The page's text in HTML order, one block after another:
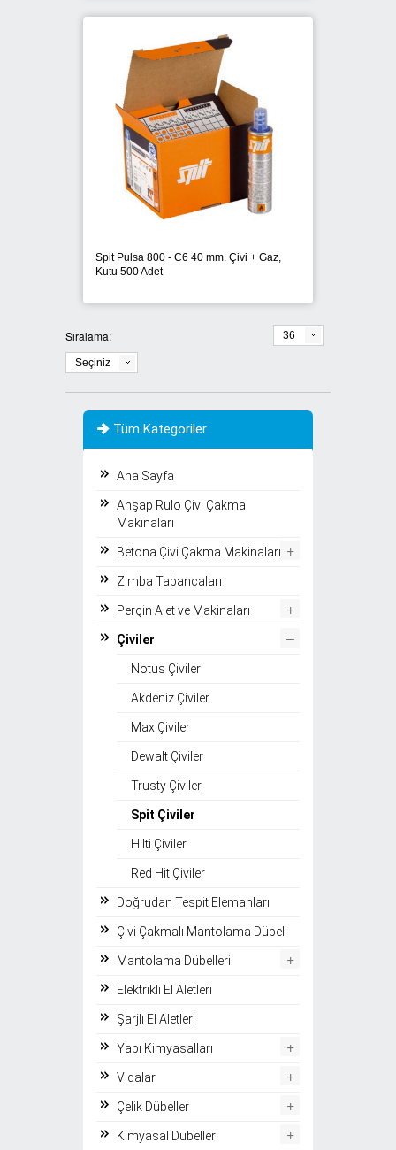
Spit Pulsa 800 - C6 40 mm. Çivi + Gaz,
Kutu 500 Adet
Sıralama:
Seçiniz
36
Tüm Kategoriler
Ana Sayfa
Ahşap Rulo Çivi Çakma
Makinaları
Betona Çivi Çakma Makinaları +
Zımba Tabancaları
Perçin Alet ve Makinaları +
Çiviler –
Notus Çiviler
Akdeniz Çiviler
Max Çiviler
Dewalt Çiviler
Trusty Çiviler
Spit Çiviler
Hilti Çiviler
Red Hit Çiviler
Doğrudan Tespit Elemanları
Çivi Çakmalı Mantolama Dübeli
Mantolama Dübelleri +
Elektrikli El Aletleri
Şarjlı El Aletleri
Yapı Kimyasalları +
Vidalar +
Çelik Dübeller +
Kimyasal Dübeller +